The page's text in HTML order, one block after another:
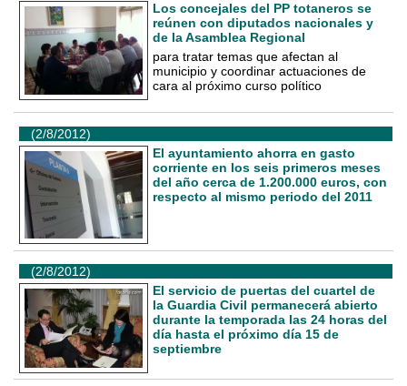
Los concejales del PP totaneros se
reúnen con diputados nacionales y
de la Asamblea Regional
para tratar temas que afectan al
municipio y coordinar actuaciones de
cara al próximo curso político
(2/8/2012)
El ayuntamiento ahorra en gasto
corriente en los seis primeros meses
del año cerca de 1.200.000 euros, con
respecto al mismo periodo del 2011
(2/8/2012)
El servicio de puertas del cuartel de
la Guardia Civil permanecerá abierto
durante la temporada las 24 horas del
día hasta el próximo día 15 de
septiembre